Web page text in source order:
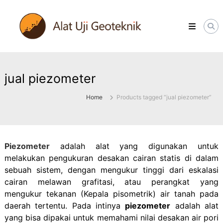
content
ALATUJIGEOTEKNIK.COM
DISTRIBUTOR
INSTRUMENT
jual piezometer
Home Products tagged “jual piezometer”
Piezometeradalah alat yang digunakan untuk
melakukan pengukuran desakan cairan statis di dalam
sebuah sistem, dengan mengukur tinggi dari eskalasi
cairan melawan grafitasi, atau perangkat yang
mengukur tekanan (Kepala pisometrik) air tanah pada
daerah tertentu. Pada intinya piezometer adalah alat
yang bisa dipakai untuk memahami nilai desakan air pori